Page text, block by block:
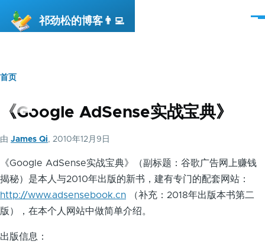
祁劲松的博客👨‍💻
菜
面
包
屑
首页
《Google AdSense实战宝典》
由 James Qi, 2010年12月9日
《Google AdSense实战宝典》（副标题：谷歌广告网上赚钱
揭秘）是本人与2010年出版的新书，建有专门的配套网站：
http://www.adsensebook.cn （补充：2018年出版本书第二
版），在本个人网站中做简单介绍。
出版信息：